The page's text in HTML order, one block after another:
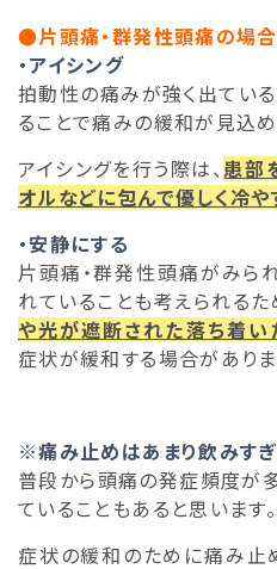
●片頭痛・群発性頭痛の場合
・アイシング
拍動性の痛みが強く出ている
ることで痛みの緩和が見込め
アイシングを行う際は、 患部
オルなどに包んで優しく冷や
・安静にする
片頭痛・群発性頭痛がみら
れていることも考えられるた
や光が遮断された落ち着い
症状が緩和する場合がありま
※痛み止めはあまり飲みす
普段から頭痛の発症頻度が
ていることもあると思います。
症状の緩和のために痛み止